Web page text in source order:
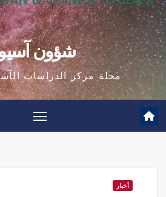
شؤون
مجلة مركز الدراسات
أخبار